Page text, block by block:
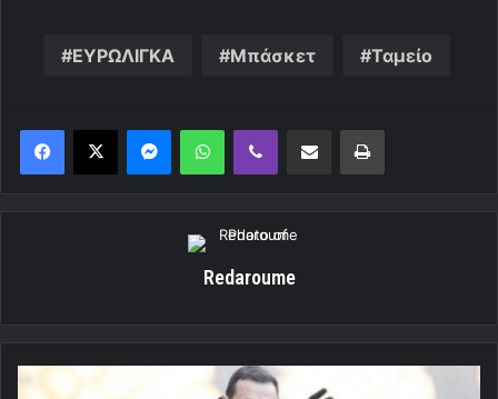
ΕΥΡΩΛΙΓΚΑ Μπάσκετ Ταμείο
MessengerWhatsAppViber Κοινοποίηση μέσω ηλεκτρονικού ταχυδρομείουΕκτύπωση
Redaroume
Με